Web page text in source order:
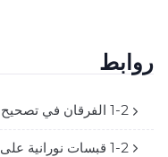
روابط
1-2 الفرقان في تصحيح ما حُرف من ءايات القرءان
1-2 قبسات نورانية على ألفية السيرة النبوية